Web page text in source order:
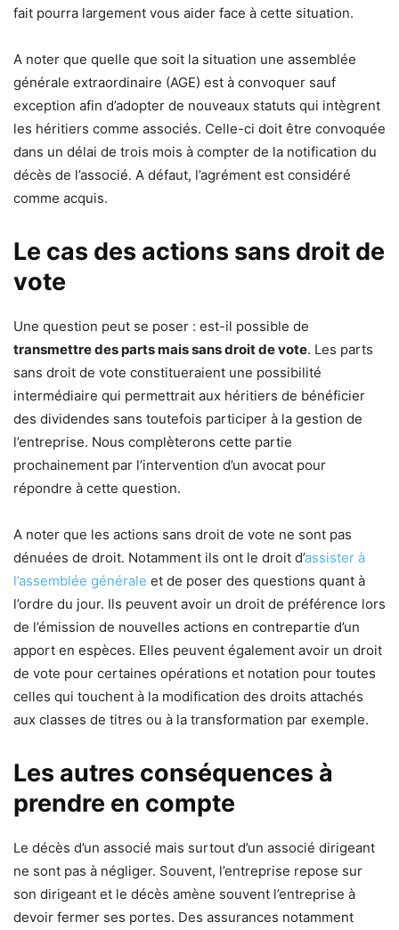
fait pourra largement vous aider face à cette situation.
A noter que quelle que soit la situation une assemblée
générale extraordinaire (AGE) est à convoquer sauf
exception afin d’adopter de nouveaux statuts qui intègrent
les héritiers comme associés. Celle-ci doit être convoquée
dans un délai de trois mois à compter de la notification du
décès de l’associé. A défaut, l’agrément est considéré
comme acquis.
Le cas des actions sans droit de
vote
Une question peut se poser : est-il possible de
transmettre des parts mais sans droit de vote. Les parts
sans droit de vote constitueraient une possibilité
intermédiaire qui permettrait aux héritiers de bénéficier
des dividendes sans toutefois participer à la gestion de
l’entreprise. Nous complèterons cette partie
prochainement par l’intervention d’un avocat pour
répondre à cette question.
A noter que les actions sans droit de vote ne sont pas
dénuées de droit. Notamment ils ont le droit d’assister à
l’assemblée générale et de poser des questions quant à
l’ordre du jour. Ils peuvent avoir un droit de préférence lors
de l’émission de nouvelles actions en contrepartie d’un
apport en espèces. Elles peuvent également avoir un droit
de vote pour certaines opérations et notation pour toutes
celles qui touchent à la modification des droits attachés
aux classes de titres ou à la transformation par exemple.
Les autres conséquences à
prendre en compte
Le décès d’un associé mais surtout d’un associé dirigeant
ne sont pas à négliger. Souvent, l’entreprise repose sur
son dirigeant et le décès amène souvent l’entreprise à
devoir fermer ses portes. Des assurances notamment